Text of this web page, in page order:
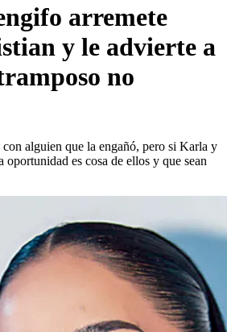
arremete
y le advierte a
no
alguien que la engañó, pero si Karla y
oportunidad es cosa de ellos y que sean